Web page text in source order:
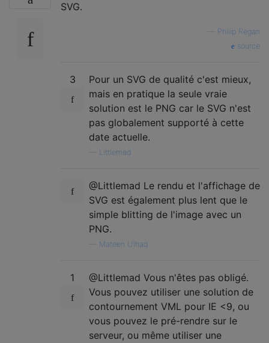
SVG.
Philip Regan
source
3
Pour un SVG de qualité c'est mieux,
mais en pratique la seule vraie
solution est le PNG car le SVG n'est
pas globalement supporté à cette
date actuelle.
Littlemad
@Littlemad Le rendu et l'affichage de
SVG est également plus lent que le
simple blitting de l'image avec un
PNG.
Mateen Ulhaq
1
@Littlemad Vous n'êtes pas obligé.
Vous pouvez utiliser une solution de
contournement VML pour IE <9, ou
vous pouvez le pré-rendre sur le
serveur, ou même utiliser une